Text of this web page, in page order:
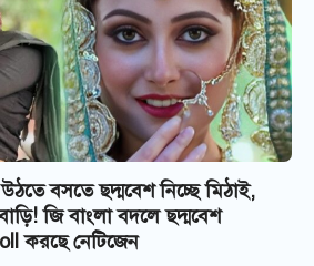
বসতে ছদ্মবেশ নিচ্ছে মিঠাই,
জি বাংলা বদলে ছদ্মবেশ
করছে নেটিজেন